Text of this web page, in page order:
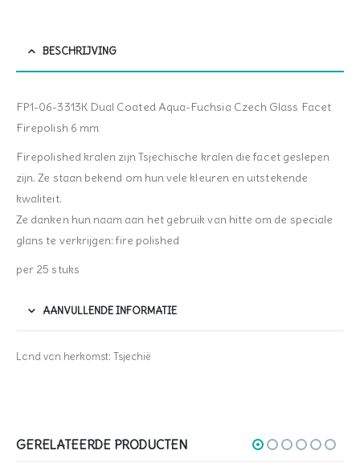
BESCHRIJVING
FP1-06-3313K Dual Coated Aqua-Fuchsia Czech Glass Facet
Firepolish 6 mm
Firepolished kralen zijn Tsjechische kralen die facet geslepen
zijn. Ze staan bekend om hun vele kleuren en uitstekende
kwaliteit.
Ze danken hun naam aan het gebruik van hitte om de speciale
glans te verkrijgen: fire polished
per 25 stuks
AANVULLENDE INFORMATIE
Land van herkomst: Tsjechië
GERELATEERDE PRODUCTEN